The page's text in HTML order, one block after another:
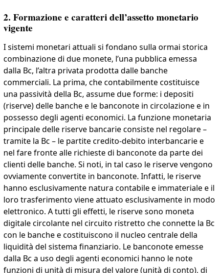
2. Formazione e caratteri dell’assetto monetario
vigente
I sistemi monetari attuali si fondano sulla ormai storica
combinazione di due monete, l’una pubblica emessa
dalla Bc, l’altra privata prodotta dalle banche
commerciali. La prima, che contabilmente costituisce
una passività della Bc, assume due forme: i depositi
(riserve) delle banche e le banconote in circolazione e in
possesso degli agenti economici. La funzione monetaria
principale delle riserve bancarie consiste nel regolare –
tramite la Bc – le partite credito-debito interbancarie e
nel fare fronte alle richieste di banconote da parte dei
clienti delle banche. Si noti, in tal caso le riserve vengono
ovviamente convertite in banconote. Infatti, le riserve
hanno esclusivamente natura contabile e immateriale e il
loro trasferimento viene attuato esclusivamente in modo
elettronico. A tutti gli effetti, le riserve sono moneta
digitale circolante nel circuito ristretto che connette la Bc
con le banche e costituiscono il nucleo centrale della
liquidità del sistema finanziario. Le banconote emesse
dalla Bc a uso degli agenti economici hanno le note
funzioni di unità di misura del valore (unità di conto), di